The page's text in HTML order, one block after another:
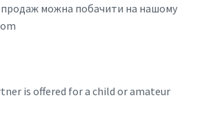
продаж можна побачити на нашому
is offered for a child or amateur